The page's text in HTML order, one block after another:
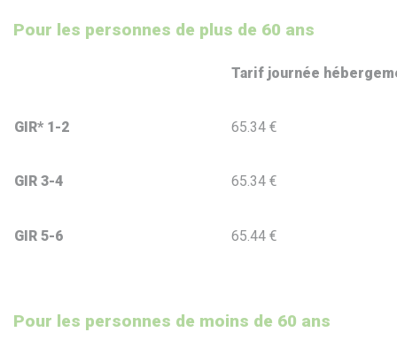
Pour les personnes de plus de 60 ans
Tarif journée
GIR* 1-2 65.34 €
GIR 3-4 65.34 €
GIR 5-6 65.44 €
Pour les personnes de moins de 60 ans